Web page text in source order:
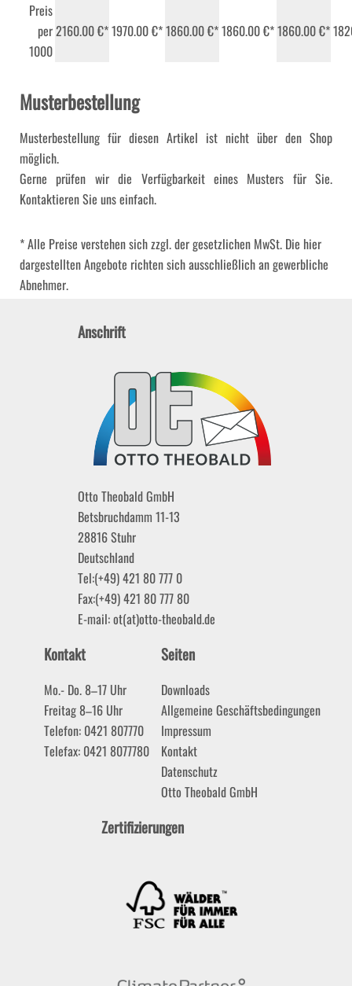
Preis
per
1000
2160.00 €*1970.00 €*1860.00 €*1860.00 €*1860.00 €*
Musterbestellung
Musterbestellung für diesen Artikel ist nicht über den Shop
möglich.
Gerne prüfen wir die Verfügbarkeit eines Musters für Sie.
Kontaktieren Sie uns einfach.
* Alle Preise verstehen sich zzgl. der gesetzlichen MwSt. Die hier
dargestellten Angebote richten sich ausschließlich an gewerbliche
Abnehmer.
Anschrift
Otto Theobald GmbH
Betsbruchdamm 11-13
28816Stuhr
Deutschland
Tel:(+49) 421 80 777 0
Fax:(+49) 421 80 777 80
E-mail:ot(at)otto-theobald.de
Kontakt
Mo.- Do. 8–17 Uhr
Freitag 8–16 Uhr
Telefon: 0421 807770
Telefax: 0421 8077780
Seiten
Downloads
Allgemeine Geschäftsbedingungen
Impressum
Kontakt
Datenschutz
Otto Theobald GmbH
Zertifizierungen